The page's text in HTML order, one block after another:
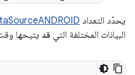
يحدّد التعداد
البيانات المختلفة التي قد يتيحها